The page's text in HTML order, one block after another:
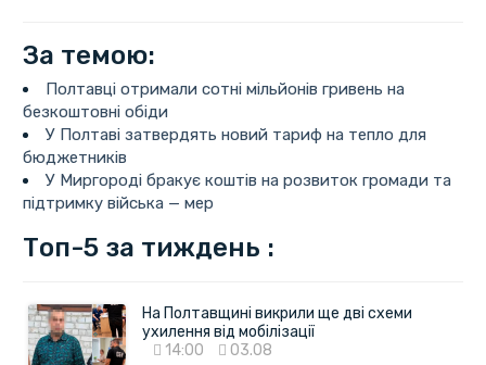
За темою:
Полтавці отримали сотні мільйонів гривень на
безкоштовні обіди
У Полтаві затвердять новий тариф на тепло для
бюджетників
У Миргороді бракує коштів на розвиток громади та
підтримку війська — мер
Топ-5 за тиждень :
На Полтавщині викрили ще дві схеми
ухилення від мобілізації
14:00
03.08